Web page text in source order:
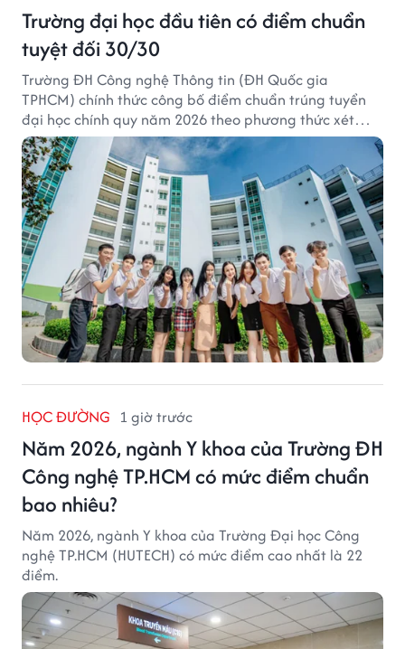
Trường đại học đầu tiên có điểm chuẩn
tuyệt đối 30/30
Trường ĐH Công nghệ Thông tin (ĐH Quốc gia
TPHCM) chính thức công bố điểm chuẩn trúng tuyển
đại học chính quy năm 2026 theo phương thức xét
tuyển tổng hợp.
HỌC ĐƯỜNG 1 giờ trước
Năm 2026, ngành Y khoa của Trường ĐH
Công nghệ TP.HCM có mức điểm chuẩn
bao nhiêu?
Năm 2026, ngành Y khoa của Trường Đại học Công
nghệ TP.HCM (HUTECH) có mức điểm cao nhất là 22
điểm.